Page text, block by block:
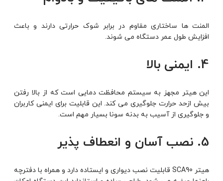
المنت ها ساختاری مقاوم در برابر شوک حرارتی دارند و باعث
افزایش طول عمر دستگاه می شوند.
4. ایمنی بالا
این هیتر مجهز به سیستم محافظت دمایی است که از بالا رفتن
بیش ازحد حرارت جلوگیری می کند. این قابلیت برای ایمنی کاربران
و جلوگیری از آسیب به بدنه سونا بسیار مهم است.
5. نصب آسان و انعطاف پذیر
هیتر SCA90 قابلیت نصب دیواری و ایستاده دارد و همراه با دفترچه